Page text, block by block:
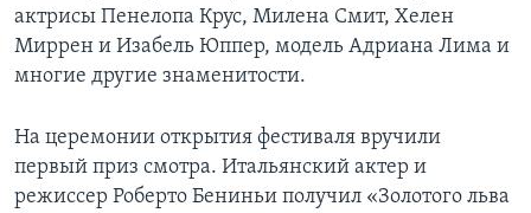
актрисы Пенелопа Крус, Милена Смит, Хелен
Миррен и Изабель Юппер, модель Адриана Лима и
многие другие знаменитости.
На церемонии открытия фестиваля вручили
первый приз смотра. Итальянский актер и
режиссер Роберто Бениньи получил «Золотого льва